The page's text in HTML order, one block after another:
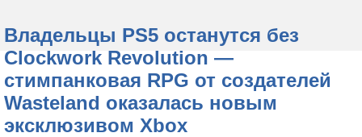
Владельцы PS5 останутся без
Clockwork Revolution —
стимпанковая RPG от создателей
Wasteland оказалась новым
эксклюзивом Xbox